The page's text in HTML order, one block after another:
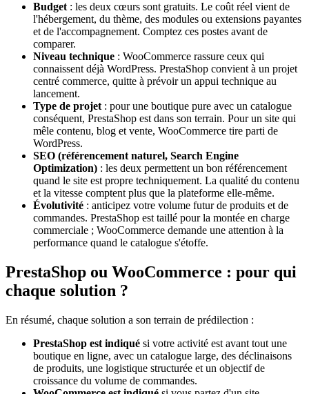
Budget : les deux cœurs sont gratuits. Le coût réel vient de
l'hébergement, du thème, des modules ou extensions payantes
et de l'accompagnement. Comptez ces postes avant de
comparer.
Niveau technique : WooCommerce rassure ceux qui
connaissent déjà WordPress. PrestaShop convient à un projet
centré commerce, quitte à prévoir un appui technique au
lancement.
Type de projet : pour une boutique pure avec un catalogue
conséquent, PrestaShop est dans son terrain. Pour un site qui
mêle contenu, blog et vente, WooCommerce tire parti de
WordPress.
SEO (référencement naturel, Search Engine
Optimization) : les deux permettent un bon référencement
quand le site est propre techniquement. La qualité du contenu
et la vitesse comptent plus que la plateforme elle-même.
Évolutivité : anticipez votre volume futur de produits et de
commandes. PrestaShop est taillé pour la montée en charge
commerciale ; WooCommerce demande une attention à la
performance quand le catalogue s'étoffe.
PrestaShop ou WooCommerce : pour qui
chaque solution ?
En résumé, chaque solution a son terrain de prédilection :
PrestaShop est indiqué si votre activité est avant tout une
boutique en ligne, avec un catalogue large, des déclinaisons
de produits, une logistique structurée et un objectif de
croissance du volume de commandes.